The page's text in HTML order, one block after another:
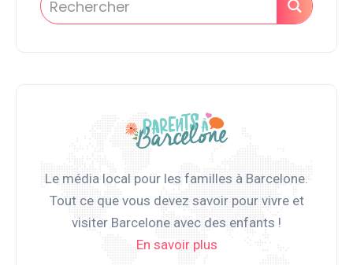
Le média local pour les familles à Barcelone.
Tout ce que vous devez savoir pour vivre et
visiter Barcelone avec des enfants !
En savoir plus